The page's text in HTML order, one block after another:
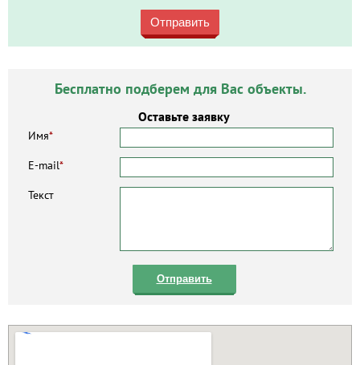
Отправить
Бесплатно подберем для Вас объекты.
Оставьте заявку
Имя*
E-mail*
Текст
Отправить